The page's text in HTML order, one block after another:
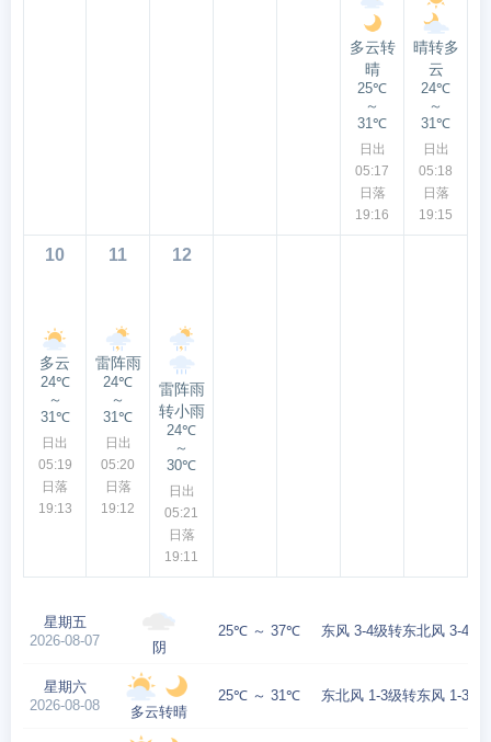
多云转
晴
25℃
～
31℃
日出
05:17
日落
19:16
晴转多
云
24℃
～
31℃
日出
05:18
日落
19:15
10
多云
24℃
～
31℃
日出
05:19
日落
19:13
11
雷阵雨
24℃
～
31℃
日出
05:20
日落
19:12
12
雷阵雨
转小雨
24℃
～
30℃
日出
05:21
日落
19:11
星期五
2026-08-07
阴
25℃ ～ 37℃ 东风 3-4级转东北风 3-4级
星期六
2026-08-08
多云转晴
25℃ ～ 31℃ 东北风 1-3级转东风 1-3级